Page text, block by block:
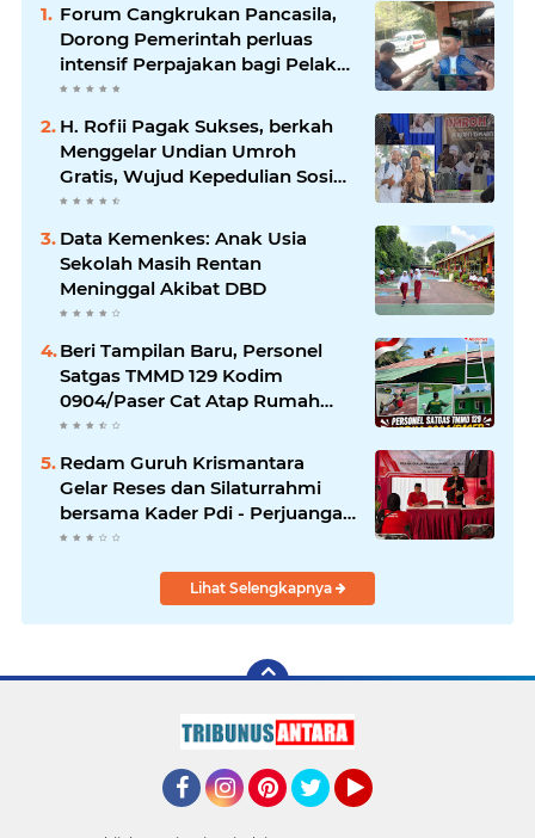
Forum Cangkrukan Pancasila,
Dorong Pemerintah perluas
intensif Perpajakan bagi Pelaku
Usaha UMKM.
H. Rofii Pagak Sukses, berkah
Menggelar Undian Umroh
Gratis, Wujud Kepedulian Sosial
berbagi.
Data Kemenkes: Anak Usia
Sekolah Masih Rentan
Meninggal Akibat DBD
Beri Tampilan Baru, Personel
Satgas TMMD 129 Kodim
0904/Paser Cat Atap Rumah
Marbot
Redam Guruh Krismantara
Gelar Reses dan Silaturrahmi
bersama Kader Pdi - Perjuangan
Se -Kecamatan Lawang.
Lihat Selengkapnya